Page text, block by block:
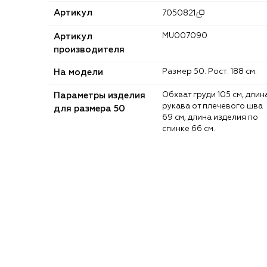
Артикул 7050821
Артикул
производителя
MU007090
На модели Размер 50. Рост: 188 см.
Параметры изделия
для размера 50
Обхват груди 105 см, длина
рукава от плечевого шва
69 см, длина изделия по
спинке 66 см.